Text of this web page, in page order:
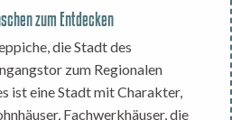
zum Entdecken
die Stadt des
zum Regionalen
ist eine Stadt mit Charakter,
Fachwerkhäuser, die